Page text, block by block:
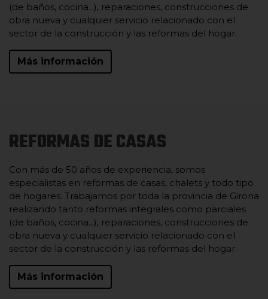
(de baños, cocina...), reparaciones, construcciones de
obra nueva y cualquier servicio relacionado con el
sector de la construcción y las reformas del hogar.
Más información
REFORMAS DE CASAS
Con más de 50 años de experiencia, somos
especialistas en reformas de casas, chalets y todo tipo
de hogares. Trabajamos por toda la provincia de Girona
realizando tanto reformas integrales como parciales
(de baños, cocina...), reparaciones, construcciones de
obra nueva y cualquier servicio relacionado con el
sector de la construcción y las reformas del hogar.
Más información